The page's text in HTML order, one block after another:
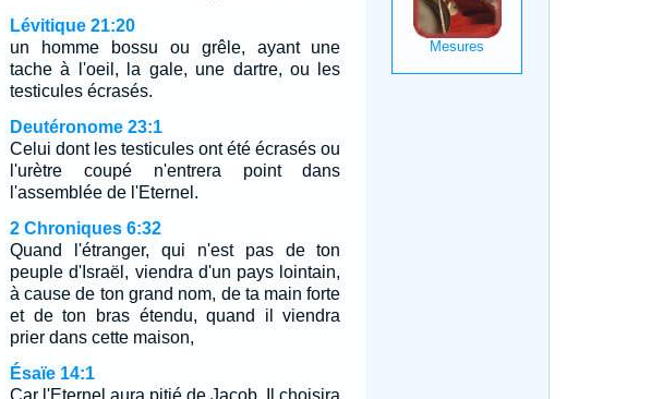
Lévitique 21:20
un homme bossu ou grêle, ayant une
tache à l'oeil, la gale, une dartre, ou les
testicules écrasés.
Deutéronome 23:1
Celui dont les testicules ont été écrasés ou
l'urètre coupé n'entrera point dans
l'assemblée de l'Eternel.
2 Chroniques 6:32
Quand l'étranger, qui n'est pas de ton
peuple d'Israël, viendra d'un pays lointain,
à cause de ton grand nom, de ta main forte
et de ton bras étendu, quand il viendra
prier dans cette maison,
Ésaïe 14:1
Car l'Eternel aura pitié de Jacob, Il choisira